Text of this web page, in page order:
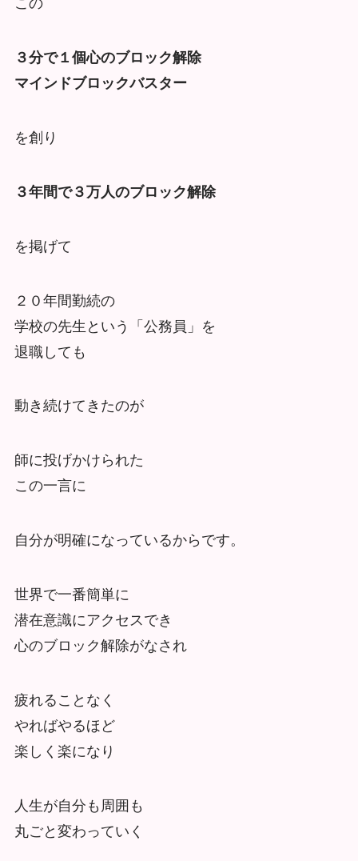
この
３分で１個心のブロック解除
マインドブロックバスター
を創り
３年間で３万人のブロック解除
を掲げて
２０年間勤続の
学校の先生という「公務員」を
退職しても
動き続けてきたのが
師に投げかけられた
この一言に
自分が明確になっているからです。
世界で一番簡単に
潜在意識にアクセスでき
心のブロック解除がなされ
疲れることなく
やればやるほど
楽しく楽になり
人生が自分も周囲も
丸ごと変わっていく